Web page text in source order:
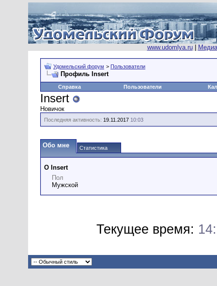
www.udomlya.ru|
Удомельский форум > Пользователи
Профиль Insert
Справка Пользователи
Insert
Новичок
Последняя активность: 19.11.2017 10:03
Обо мне Статистика
О Insert
Пол
Мужской
Текущее время: